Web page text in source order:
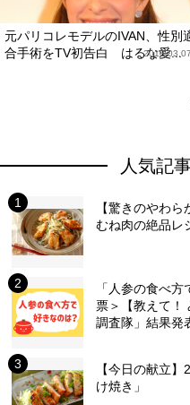
元パリコレモデルのIVAN、性別
合手術をTV初告白 はるな愛...
2018.03.07
人気記
【驚きのやわ
むね肉の絶品レ
「人参の食べ
票＞【教えて！
調査隊」結果発
【今日の献立
け焼き」